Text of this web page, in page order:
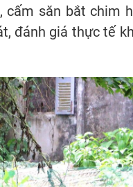
săn bắt chim
đánh giá thực tế